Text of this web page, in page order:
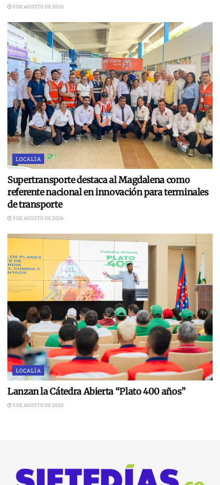
5 DE AGOSTO DE 2026
LOCALÍA
Supertransporte destaca al Magdalena como
referente nacional en innovación para terminales
de transporte
5 DE AGOSTO DE 2026
LOCALÍA
Lanzan la Cátedra Abierta “Plato 400 años”
5 DE AGOSTO DE 2026